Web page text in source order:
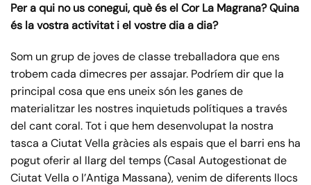
Per a qui no us conegui, què és el Cor La Magrana? Quina
és la vostra activitat i el vostre dia a dia?
Som un grup de joves de classe treballadora que ens
trobem cada dimecres per assajar. Podríem dir que la
principal cosa que ens uneix són les ganes de
materialitzar les nostres inquietuds polítiques a través
del cant coral. Tot i que hem desenvolupat la nostra
tasca a Ciutat Vella gràcies als espais que el barri ens ha
pogut oferir al llarg del temps (Casal Autogestionat de
Ciutat Vella o l’Antiga Massana), venim de diferents llocs